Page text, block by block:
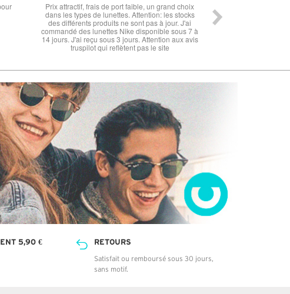
les lunettes, très cool, merci
Rien à redire si ce n'est la livraison qui est
peu longue à mon goût. Cependant les
sont top !!
5,90 € RETOURS
Satisfait ou remboursé sous 30 jours,
sans motif.